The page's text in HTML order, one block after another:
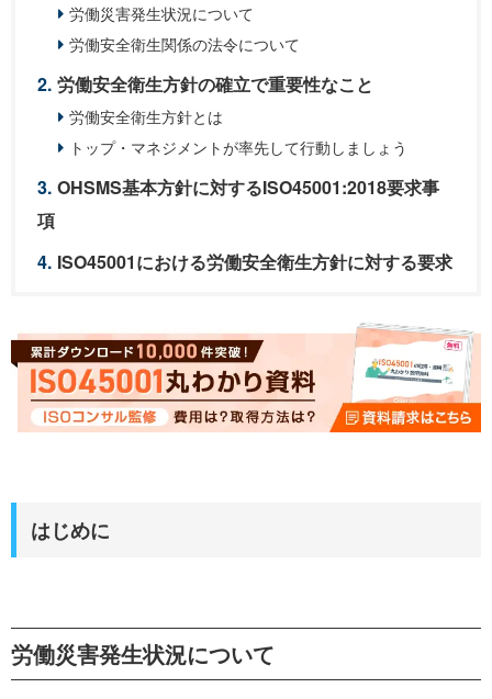
労働災害発生状況について
労働安全衛生関係の法令について
労働安全衛生方針の確立で重要性なこと
労働安全衛生方針とは
トップ・マネジメントが率先して行動しましょう
OHSMS基本方針に対するISO45001:2018要求事
項
ISO45001における労働安全衛生方針に対する要求
はじめに
労働災害発生状況について